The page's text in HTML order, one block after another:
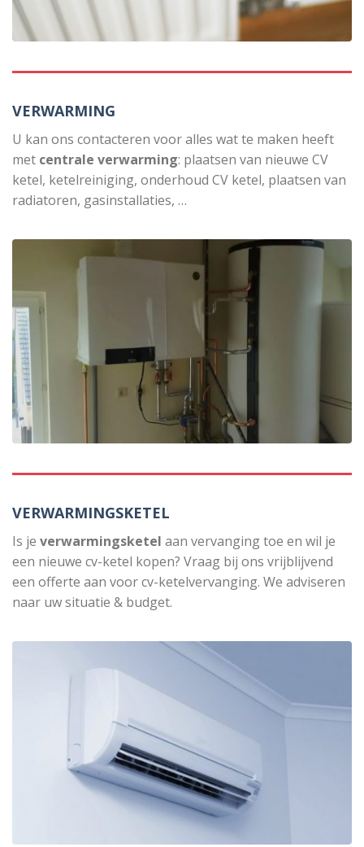
VERWARMING
U kan ons contacteren voor alles wat te maken heeft
met centrale verwarming: plaatsen van nieuwe CV
ketel, ketelreiniging, onderhoud CV ketel, plaatsen van
radiatoren, gasinstallaties, …
VERWARMINGSKETEL
Is je verwarmingsketel aan vervanging toe en wil je
een nieuwe cv-ketel kopen? Vraag bij ons vrijblijvend
een offerte aan voor cv-ketelvervanging. We adviseren
naar uw situatie & budget.